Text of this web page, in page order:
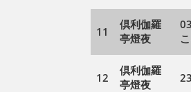
11
倶利伽羅
亭燈夜
12
倶利伽羅
亭燈夜